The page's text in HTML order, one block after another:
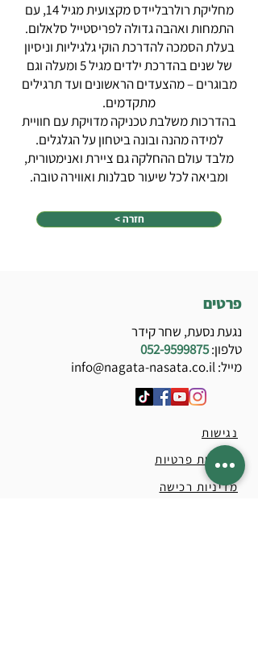
מחליקת רולרבליידס מקצועית מגיל 14, עם
התמחות ואהבה גדולה לפריסטייל סלאלום.
בעלת הסמכה להדרכת הוקי גלגיליות וניסיון
של שנים בהדרכת ילדים מגיל 5 ומעלה וגם
מבוגרים – מהצעדים הראשונים ועד תרגילים
מתקדמים.
בהדרכות משלבת טכניקה מדויקת עם חוויית
למידה מהנה ובונה ביטחון על הגלגלים.
מלבד עולם ההחלקה גם ציירת ואנימטורית,
ומביאה לכל שיעור סבלנות ואווירה טובה.
< חזרה
פרטים
נגעת נסעת, שחר קידר
טלפון:052-9599875
מייל:info@nagata-nasata.co.il
נגישות
מדיניות פרטיות
מדיניות רכישה